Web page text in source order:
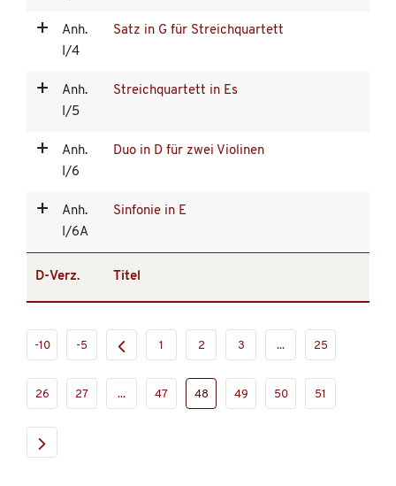
Anh.
I/4
Satz in G für Streichquartett
Anh.
I/5
Streichquartett in Es
Anh.
I/6
Duo in D für zwei Violinen
Anh.
I/6A
Sinfonie in E
D-Verz. Titel
-10 -5 1 2 3 ... 25
26 27 ... 47 48 49 50 51